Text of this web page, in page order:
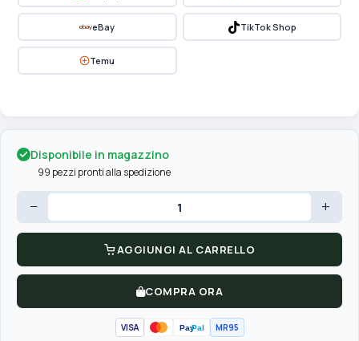
eBay TikTok Shop
Temu
Disponibile in magazzino
99 pezzi pronti alla spedizione
− +
AGGIUNGI AL CARRELLO
COMPRA ORA
VISA PayPal MR95